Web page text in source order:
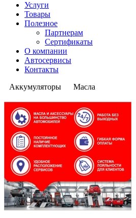
Услуги
Товары
Полезное
Партнерам
Сертификаты
О компании
Автосервисы
Контакты
Аккумуляторы
Масла